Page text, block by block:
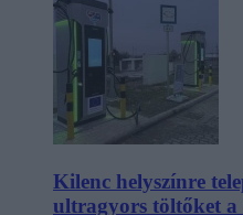
Kilenc helyszínre
ultragyors töltőket a